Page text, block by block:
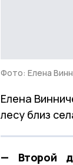
Фото: Елена
Елена
лесу близ
— Второй